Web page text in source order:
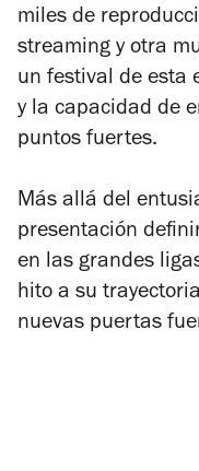
miles de
streaming y otra
un festival de esta
y la capacidad de
puntos fuertes.
Más allá del
presentación
en las grandes
hito a su
nuevas puertas